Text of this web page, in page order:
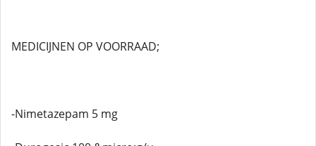
MEDICIJNEN OP VOORRAAD;
-Nimetazepam 5 mg